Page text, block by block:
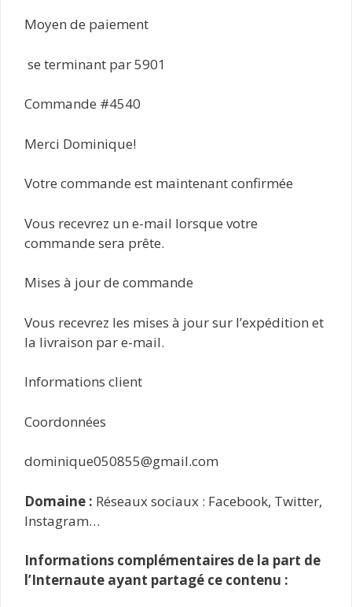
Moyen de paiement
se terminant par 5901
Commande #4540
Merci Dominique!
Votre commande est maintenant confirmée
Vous recevrez un e-mail lorsque votre
commande sera prête.
Mises à jour de commande
Vous recevrez les mises à jour sur l’expédition et
la livraison par e-mail.
Informations client
Coordonnées
dominique050855@gmail.com
Domaine : Réseaux sociaux : Facebook, Twitter,
Instagram…
Informations complémentaires de la part de
l’Internaute ayant partagé ce contenu :